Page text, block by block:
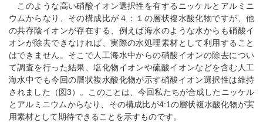
このような高い硝酸イオン選択性を有するニッケルとアルミニ
ウムからなり、その構成比が４：１の層状複水酸化物ですが、他
の共存陰イオンが存在する、例えば海水のような水からも硝酸イ
オンが除去できなければ、実際の水処理素材として利用すること
はできません。そこで人工海水中からの硝酸イオンの除去につい
て調査を行った結果、塩化物イオンや硫酸イオンなどを含む人工
海水中でも今回の層状複水酸化物が示す硝酸イオン選択性は維持
されました（図3）。このことは、今回私たちが合成したニッケル
とアルミニウムからなり、その構成比が4:1の層状複水酸化物が実
用素材として期待できることを示すものです。